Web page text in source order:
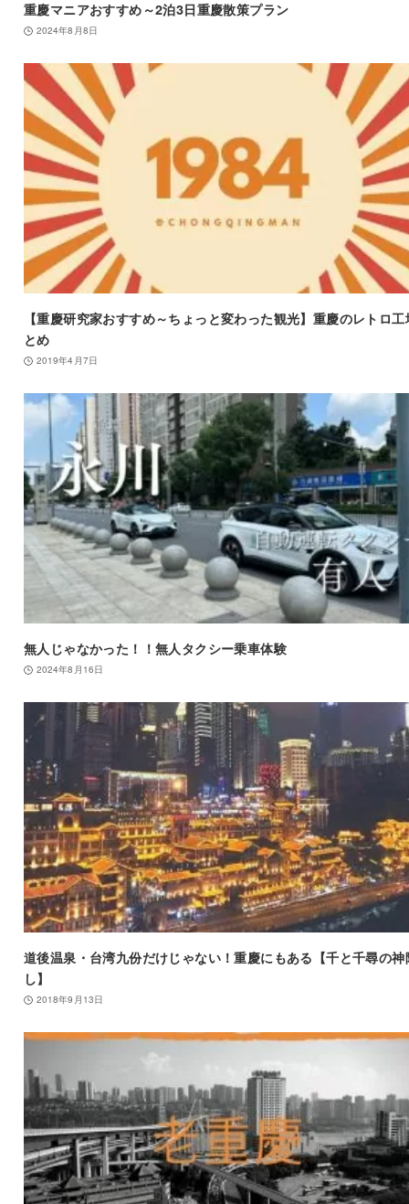
重慶マニアおすすめ～2泊3日重慶散策プラン
2024年8月8日
【重慶研究家おすすめ～ちょっと変わった観光】重慶のレトロ工
とめ
2019年4月7日
無人じゃなかった！！無人タクシー乗車体験
2024年8月16日
道後温泉・台湾九份だけじゃない！重慶にもある【千と千尋の神
し】
2018年9月13日